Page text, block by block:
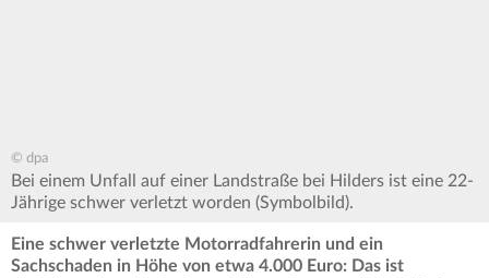
© dpa
Bei einem Unfall auf einer Landstraße bei Hilders ist eine 22-
Jährige schwer verletzt worden (Symbolbild).
Eine schwer verletzte Motorradfahrerin und ein
Sachschaden in Höhe von etwa 4.000 Euro: Das ist